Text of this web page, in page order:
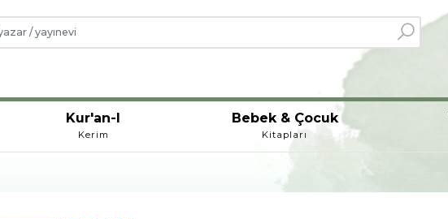
Kur'an-I
Kerim
Bebek & Çocuk
Kitapları